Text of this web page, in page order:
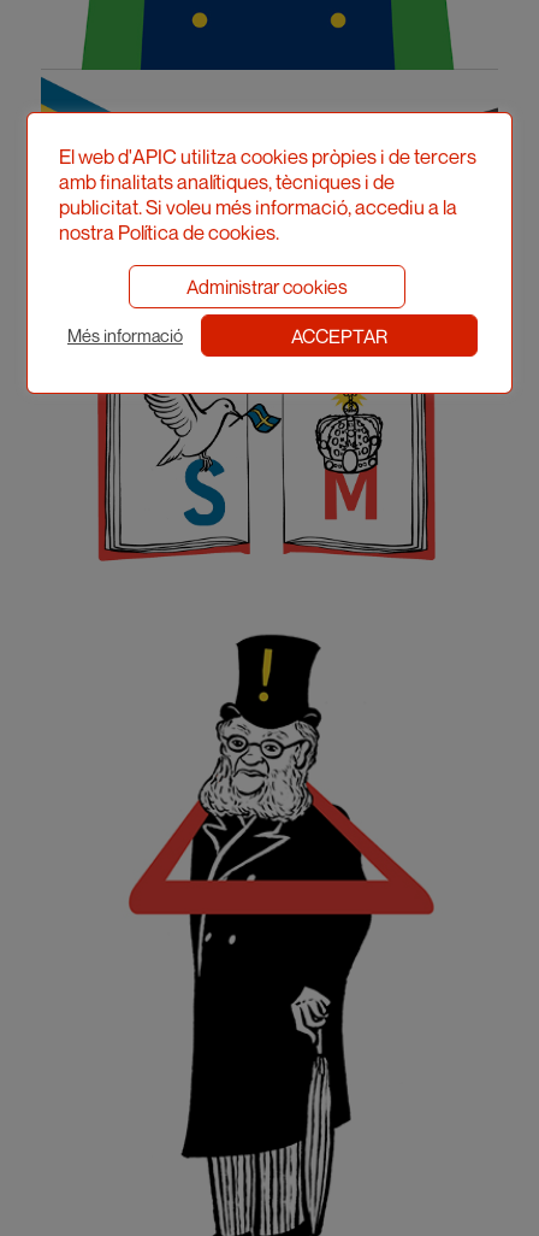
El web d'APIC utilitza cookies pròpies i de tercers
amb finalitats analítiques, tècniques i de
publicitat. Si voleu més informació, accediu a la
nostra Política de cookies.
Administrar cookies
Més informació ACCEPTAR